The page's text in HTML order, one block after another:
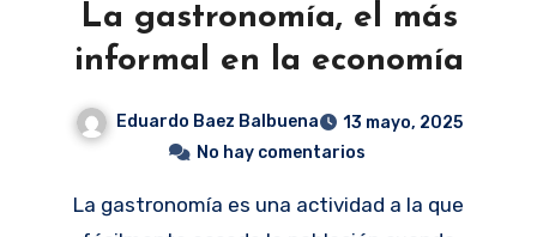
La gastronomía, el más
informal en la economía
Eduardo Baez Balbuena
13 mayo, 2025
No hay comentarios
La gastronomía es una actividad a la que